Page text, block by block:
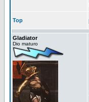
Top
Gladiator
Dio maturo